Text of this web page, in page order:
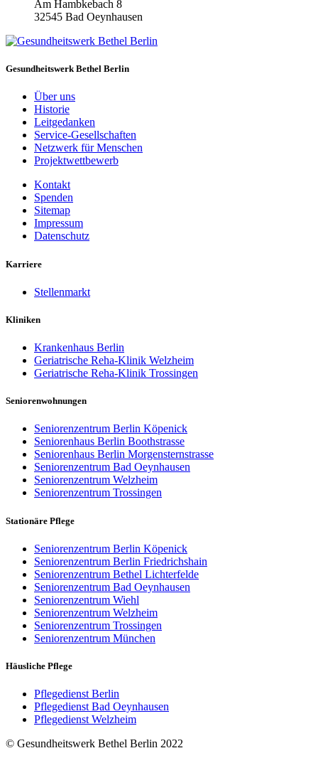
Am Hambkebach 8
32545 Bad Oeynhausen
Gesundheitswerk Bethel Berlin
Über uns
Historie
Leitgedanken
Service-Gesellschaften
Netzwerk für Menschen
Projektwettbewerb
Kontakt
Spenden
Sitemap
Impressum
Datenschutz
Karriere
Stellenmarkt
Kliniken
Krankenhaus Berlin
Geriatrische Reha-Klinik Welzheim
Geriatrische Reha-Klinik Trossingen
Seniorenwohnungen
Seniorenzentrum Berlin Köpenick
Seniorenhaus Berlin Boothstrasse
Seniorenhaus Berlin Morgensternstrasse
Seniorenzentrum Bad Oeynhausen
Seniorenzentrum Welzheim
Seniorenzentrum Trossingen
Stationäre Pflege
Seniorenzentrum Berlin Köpenick
Seniorenzentrum Berlin Friedrichshain
Seniorenzentrum Bethel Lichterfelde
Seniorenzentrum Bad Oeynhausen
Seniorenzentrum Wiehl
Seniorenzentrum Welzheim
Seniorenzentrum Trossingen
Seniorenzentrum München
Häusliche Pflege
Pflegedienst Berlin
Pflegedienst Bad Oeynhausen
Pflegedienst Welzheim
© Gesundheitswerk Bethel Berlin 2022